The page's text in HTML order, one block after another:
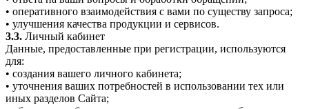
• оперативного взаимодействия с вами по существу запроса;
• улучшения качества продукции и сервисов.
3.3. Личный кабинет
Данные, предоставленные при регистрации, используются
для:
• создания вашего личного кабинета;
• уточнения ваших потребностей в использовании тех или
иных разделов Сайта;